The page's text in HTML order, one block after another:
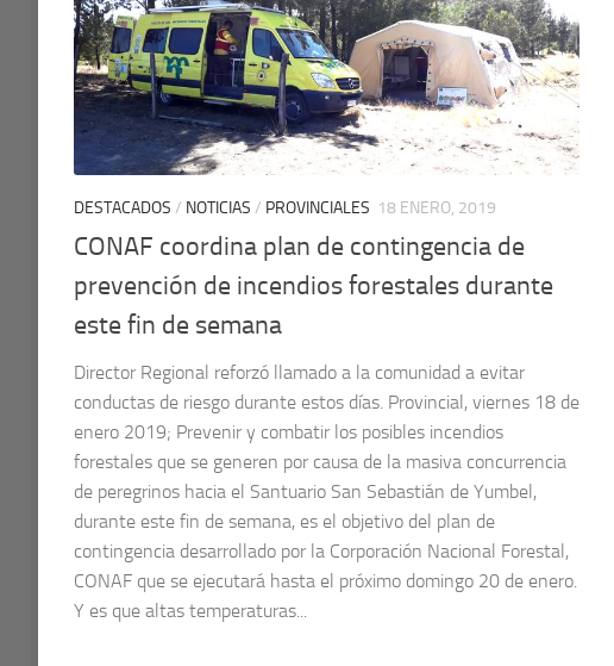
DESTACADOS / NOTICIAS / PROVINCIALES 18 ENERO, 2019
CONAF coordina plan de contingencia de
prevención de incendios forestales durante
este fin de semana
Director Regional reforzó llamado a la comunidad a evitar
conductas de riesgo durante estos días. Provincial, viernes 18 de
enero 2019; Prevenir y combatir los posibles incendios
forestales que se generen por causa de la masiva concurrencia
de peregrinos hacia el Santuario San Sebastián de Yumbel,
durante este fin de semana, es el objetivo del plan de
contingencia desarrollado por la Corporación Nacional Forestal,
CONAF que se ejecutará hasta el próximo domingo 20 de enero.
Y es que altas temperaturas...